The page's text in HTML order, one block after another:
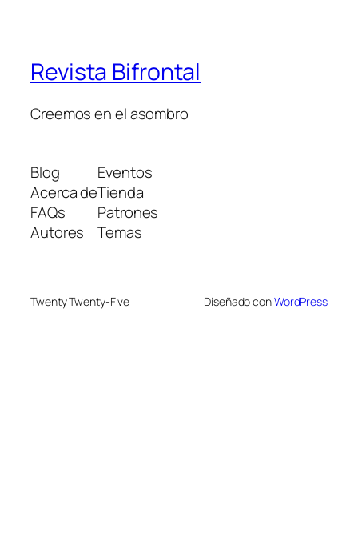
Revista Bifrontal
Creemos en el asombro
Blog
Acerca de
FAQs
Autores
Eventos
Tienda
Patrones
Temas
Twenty Twenty-Five Diseñado conWordPress